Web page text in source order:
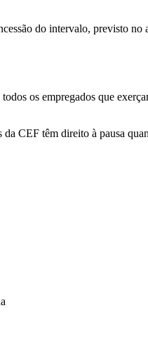
do intervalo, previsto no
os empregados que
CEF têm direito à pausa